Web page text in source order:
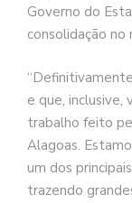
Governo do
consolidação
e que,
trabalho feito
Alagoas.
um dos
trazendo